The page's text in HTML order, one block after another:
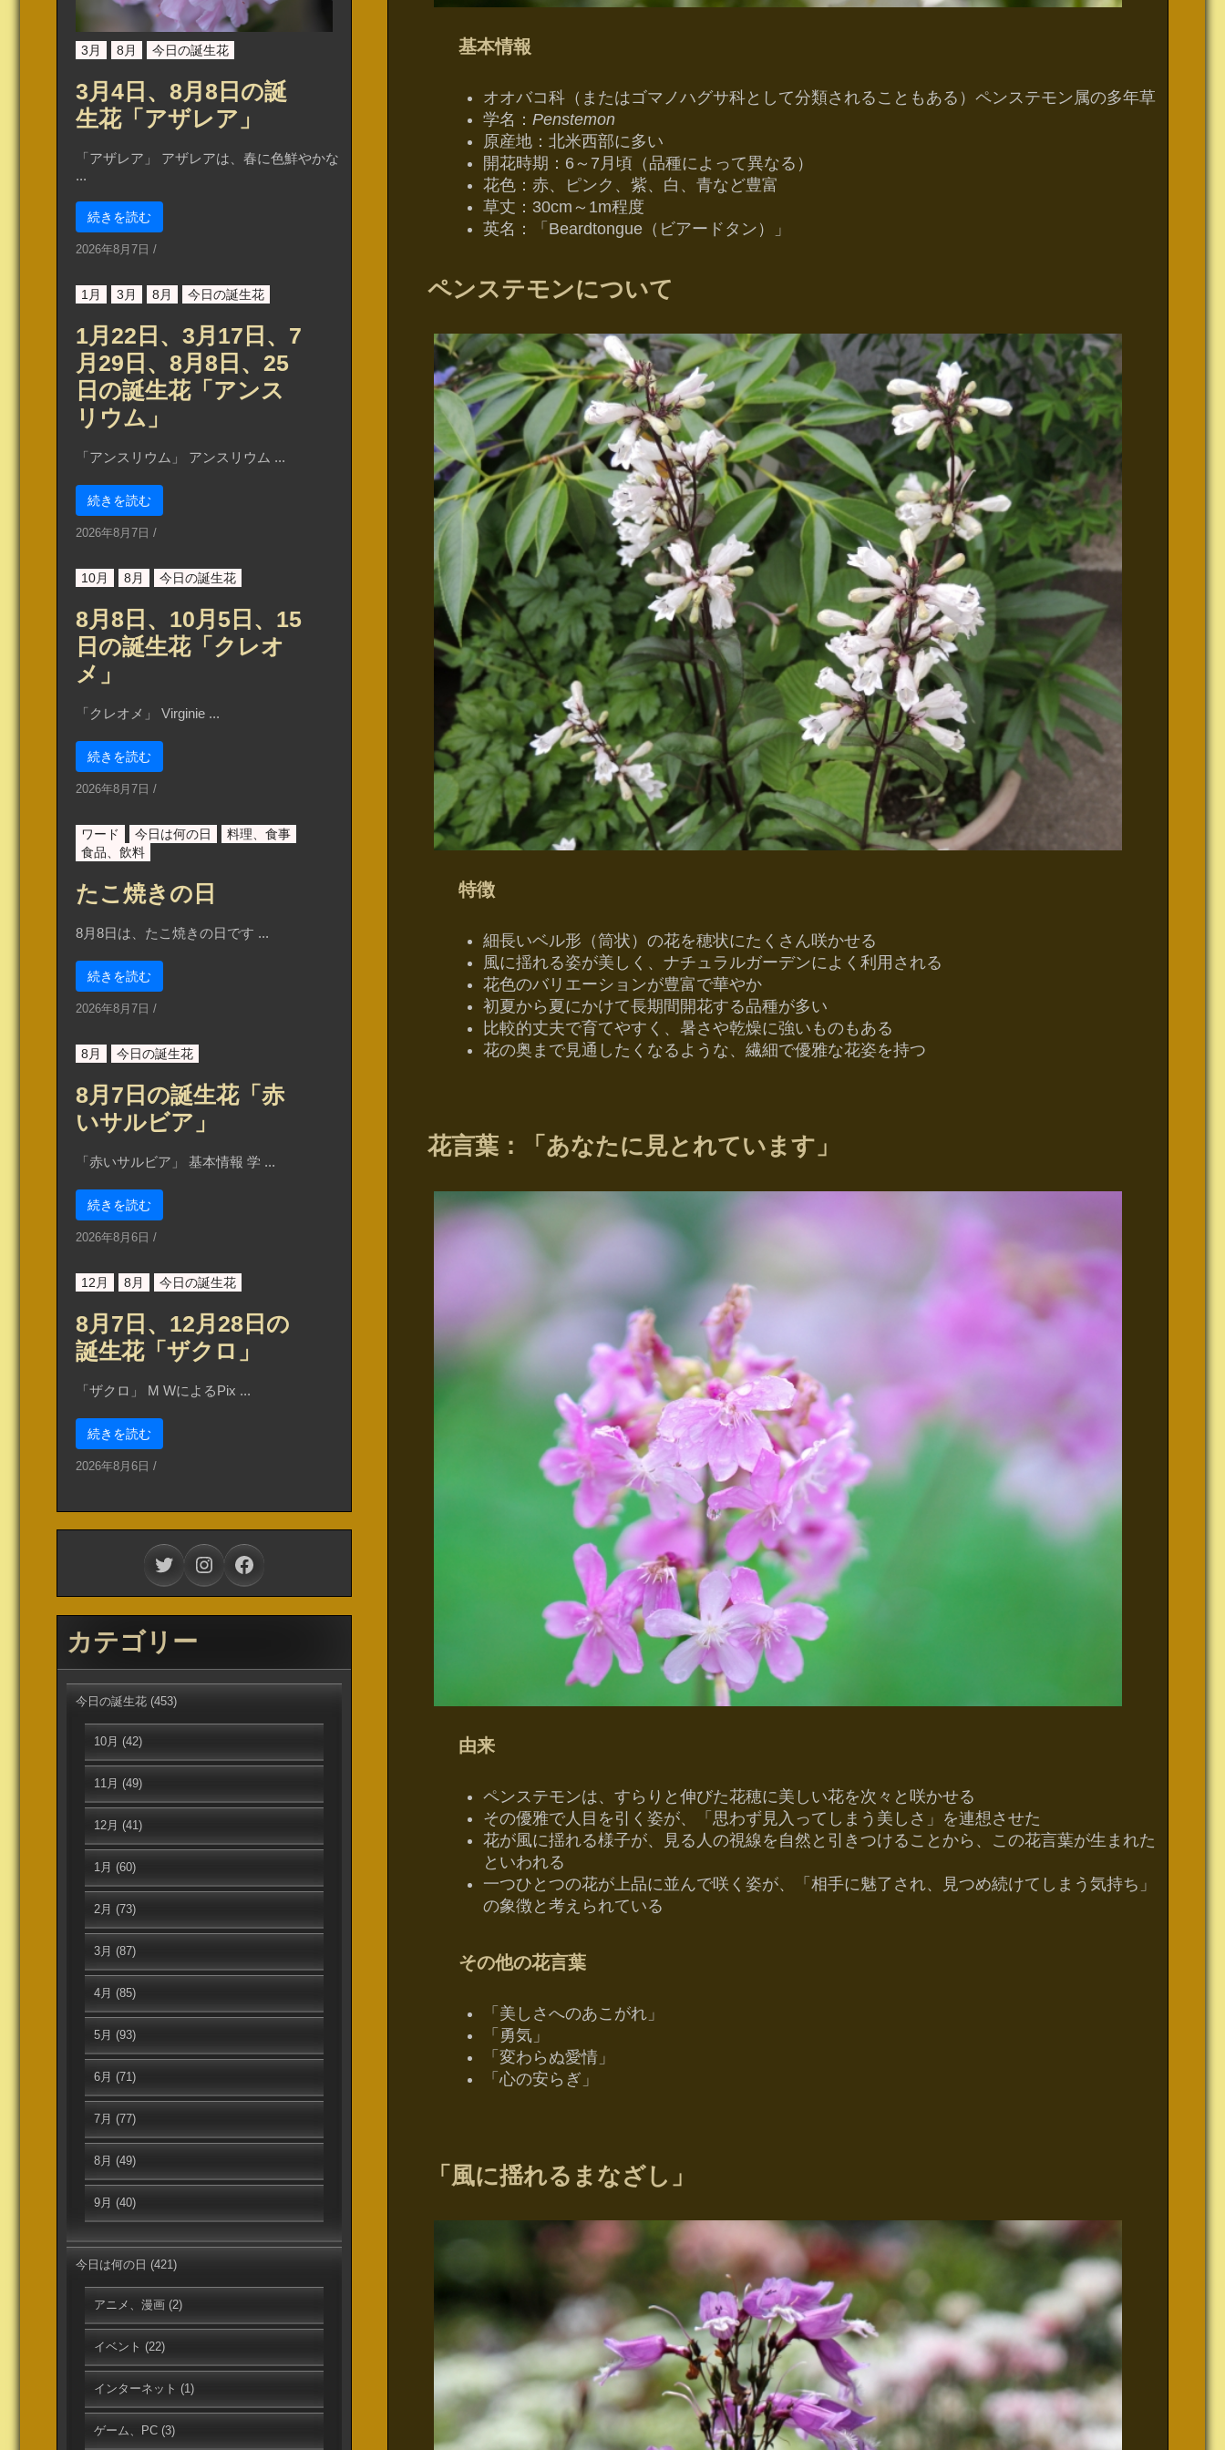
基本情報
オオバコ科（またはゴマノハグサ科として分類されることもある）ペンステモン属の多年草
学名： Penstemon
原産地：北米西部に多い
開花時期：6～7月頃（品種によって異なる）
花色：赤、ピンク、紫、白、青など豊富
草丈：30cm～1m程度
英名：「Beardtongue（ビアードタン）」
ペンステモンについて
特徴
細長いベル形（筒状）の花を穂状にたくさん咲かせる
風に揺れる姿が美しく、ナチュラルガーデンによく利用される
花色のバリエーションが豊富で華やか
初夏から夏にかけて長期間開花する品種が多い
比較的丈夫で育てやすく、暑さや乾燥に強いものもある
花の奥まで見通したくなるような、繊細で優雅な花姿を持つ
花言葉：「あなたに見とれています」
由来
ペンステモンは、すらりと伸びた花穂に美しい花を次々と咲かせる
その優雅で人目を引く姿が、「思わず見入ってしまう美しさ」を連想させた
花が風に揺れる様子が、見る人の視線を自然と引きつけることから、この花言葉が生まれた
といわれる
一つひとつの花が上品に並んで咲く姿が、「相手に魅了され、見つめ続けてしまう気持ち」
の象徴と考えられている
その他の花言葉
「美しさへのあこがれ」
「勇気」
「変わらぬ愛情」
「心の安らぎ」
「風に揺れるまなざし」
3月 8月 今日の誕生花
3月4日、8月8日の誕
生花「アザレア」
「アザレア」 アザレアは、春に色鮮やかな
...
続きを読む
2026年8月7日 /
1月 3月 8月 今日の誕生花
1月22日、3月17日、7
月29日、8月8日、25
日の誕生花「アンス
リウム」
「アンスリウム」 アンスリウム ...
続きを読む
2026年8月7日 /
10月 8月 今日の誕生花
8月8日、10月5日、15
日の誕生花「クレオ
メ」
「クレオメ」 Virginie ...
続きを読む
2026年8月7日 /
ワード 今日は何の日
料理、食事
食品、飲料
たこ焼きの日
8月8日は、たこ焼きの日です ...
続きを読む
2026年8月7日 /
8月 今日の誕生花
8月7日の誕生花「赤
いサルビア」
「赤いサルビア」 基本情報 学 ...
続きを読む
2026年8月6日 /
12月 8月 今日の誕生花
8月7日、12月28日の
誕生花「ザクロ」
「ザクロ」 M WによるPix ...
続きを読む
2026年8月6日 /
TwitterInstagramFacebook
カテゴリー
今日の誕生花 (453)
10月 (42)
11月 (49)
12月 (41)
1月 (60)
2月 (73)
3月 (87)
4月 (85)
5月 (93)
6月 (71)
7月 (77)
8月 (49)
9月 (40)
今日は何の日 (421)
アニメ、漫画 (2)
イベント (22)
インターネット (1)
ゲーム、PC (3)